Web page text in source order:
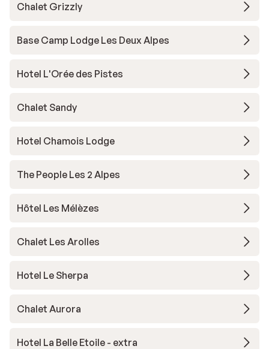
Chalet Grizzly
Base Camp Lodge Les Deux Alpes
Hotel L'Orée des Pistes
Chalet Sandy
Hotel Chamois Lodge
The People Les 2 Alpes
Hôtel Les Mélèzes
Chalet Les Arolles
Hotel Le Sherpa
Chalet Aurora
Hotel La Belle Etoile - extra